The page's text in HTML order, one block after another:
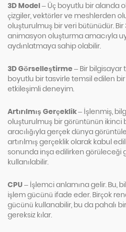
3D Model– Üç boyutlu bir alanda
çizgiler, vektörler ve meshlerden
oluşturulmuş bir veri bütünüdür.
animasyon oluşturma amacıyla
aydınlatmaya sahip olabilir.
3D Görselleştirme– Bir bilgisayar
boyutlu bir tasvirle temsil edilen
etkileşimli deneyim.
Artırılmış Gerçeklik– İşlenmiş,
oluşturulmuş bir görüntünün ikinci
aracılığıyla gerçek dünya
artırılmış gerçeklik olarak kabul
sonunda inşa edilirken görüleceği
kullanılabilir.
CPU – İşlemci anlamına gelir. Bu,
işlem gücünü ifade eder. Birçok
gücünü kullanabilir, bu da pahalı bir
gereksiz kılar.